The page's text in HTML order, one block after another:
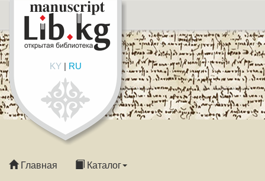
KY| RU
Главная Каталог